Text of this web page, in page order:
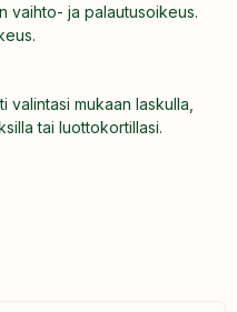
vaihto- ja palautusoikeus.
valintasi mukaan laskulla,
tai luottokortillasi.